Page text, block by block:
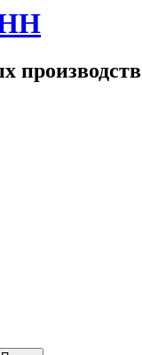
НН
производств